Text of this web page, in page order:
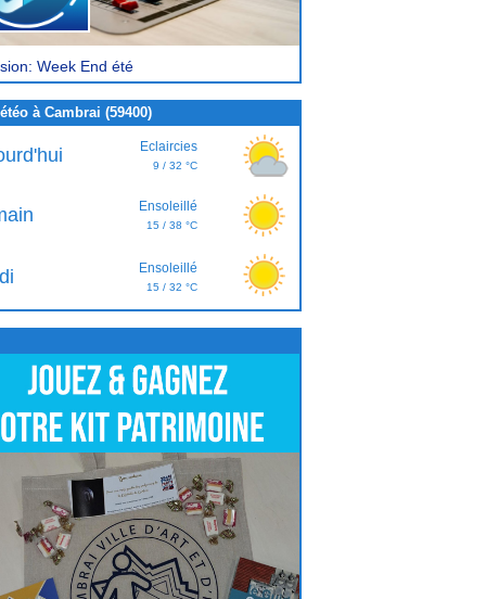
Week End été
à Cambrai (59400)
Eclaircies
9 / 32 °C
Ensoleillé
15 / 38 °C
Ensoleillé
15 / 32 °C